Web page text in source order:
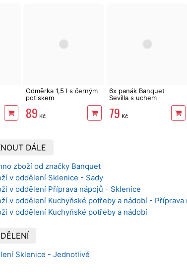
Odměrka 1,5 l s černým
potiskem
89 Kč
6x panák Banquet
Sevilla s uchem
79 Kč
DÁLE
zboží od značky Banquet
v oddělení Sklenice - Sady
v oddělení Příprava nápojů - Sklenice
v oddělení Kuchyňské potřeby a nádobí - Příprava
v oddělení Kuchyňské potřeby a nádobí
Sklenice - Jednotlivé